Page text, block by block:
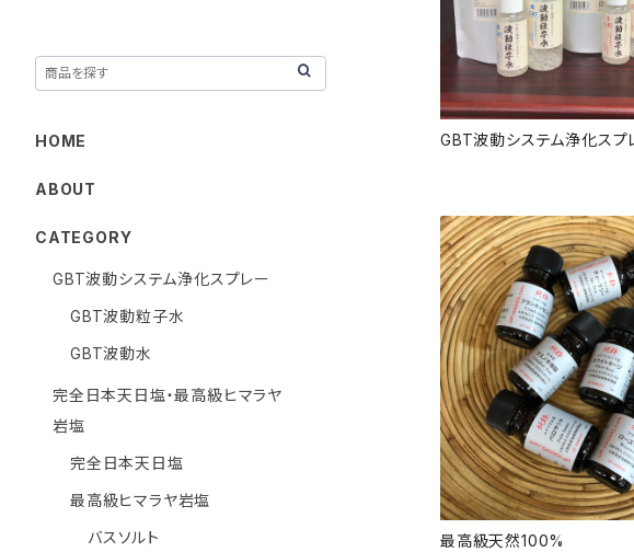
GBT波動システム浄化スプ
最高級天然100%
HOME
ABOUT
CATEGORY
GBT波動システム浄化スプレー
GBT波動粒子水
GBT波動水
完全日本天日塩・最高級ヒマラヤ
岩塩
完全日本天日塩
最高級ヒマラヤ岩塩
バスソルト